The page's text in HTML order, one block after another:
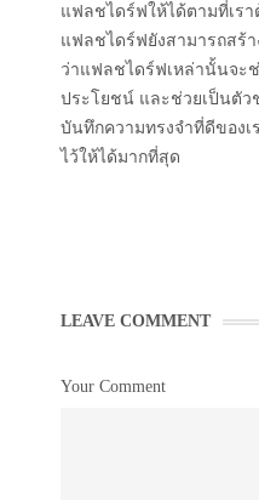
แฟลชไดร์ฟให้ได้ตามที่เร
แฟลชไดร์ฟยังสามารถสร้า
ว่าแฟลชไดร์ฟเหล่านั้นจะ
ประโยชน์ และช่วยเป็นตัว
บันทึกความทรงจำที่ดีของเ
ไว้ให้ได้มากที่สุด
LEAVE COMMENT
Your Comment